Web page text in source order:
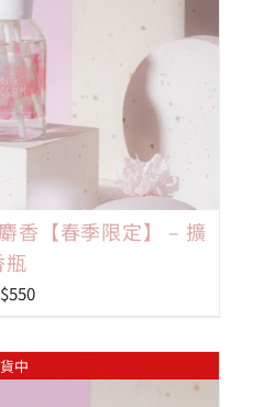
【春季限定】 – 擴
瓶
550
中